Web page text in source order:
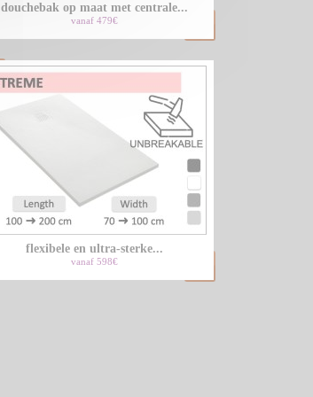
douchebak op maat met centrale...
vanaf 479€
flexibele en ultra-sterke...
vanaf 598€